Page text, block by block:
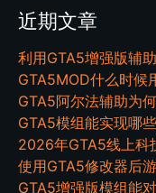
近期文章
利用GTA5增强版辅
GTA5MOD什么时候
GTA5阿尔法辅助为
GTA5模组能实现哪
2026年GTA5线上科
使用GTA5修改器后
GTA5增强版模组能